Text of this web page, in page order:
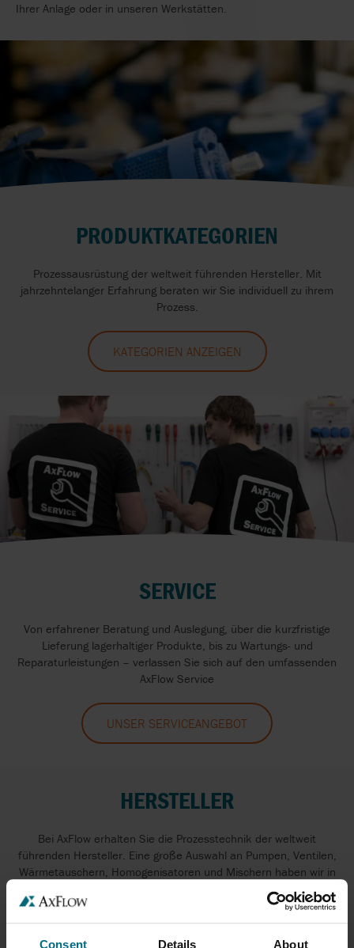
Consent Details About
Ihrer Anlage oder in unseren Werkstätten.
PRODUKTKATEGORIEN
Prozessausrüstung der weltweit führenden Hersteller. Mit
jahrzehntelanger Erfahrung beraten wir Sie individuell zu ihrem
Prozess.
KATEGORIEN ANZEIGEN
SERVICE
Von erfahrener Beratung und Auslegung, über die kurzfristige
Lieferung lagerhaltiger Produkte, bis zu Wartungs- und
Reparaturleistungen – verlassen Sie sich auf den umfassenden
AxFlow Service
UNSER SERVICEANGEBOT
HERSTELLER
Bei AxFlow erhalten Sie die Prozesstechnik der weltweit
führenden Hersteller. Eine große Auswahl an Pumpen, Ventilen,
Wärmetauschern, Homogenisatoren und Mischern haben wir in